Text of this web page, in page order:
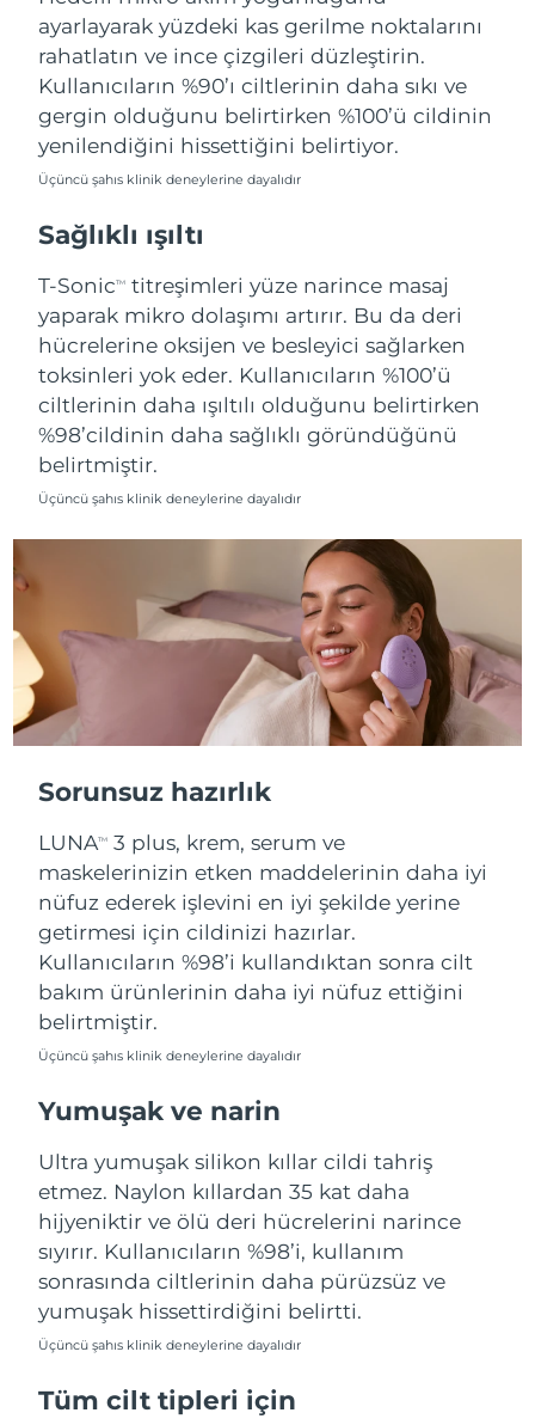
ayarlayarak yüzdeki kas gerilme noktalarını
rahatlatın ve ince çizgileri düzleştirin.
Kullanıcıların %90’ı ciltlerinin daha sıkı ve
gergin olduğunu belirtirken %100’ü cildinin
yenilendiğini hissettiğini belirtiyor.
Üçüncü şahıs klinik deneylerine dayalıdır
Sağlıklı ışıltı
T-SonicTM
titreşimleri yüze narince masaj
yaparak mikro dolaşımı artırır. Bu da deri
hücrelerine oksijen ve besleyici sağlarken
toksinleri yok eder. Kullanıcıların %100’ü
ciltlerinin daha ışıltılı olduğunu belirtirken
%98’cildinin daha sağlıklı göründüğünü
belirtmiştir.
Üçüncü şahıs klinik deneylerine dayalıdır
Sorunsuz hazırlık
LUNATM
3 plus, krem, serum ve
maskelerinizin etken maddelerinin daha iyi
nüfuz ederek işlevini en iyi şekilde yerine
getirmesi için cildinizi hazırlar.
Kullanıcıların %98’i kullandıktan sonra cilt
bakım ürünlerinin daha iyi nüfuz ettiğini
belirtmiştir.
Üçüncü şahıs klinik deneylerine dayalıdır
Yumuşak ve narin
Ultra yumuşak silikon kıllar cildi tahriş
etmez. Naylon kıllardan 35 kat daha
hijyeniktir ve ölü deri hücrelerini narince
sıyırır. Kullanıcıların %98’i, kullanım
sonrasında ciltlerinin daha pürüzsüz ve
yumuşak hissettirdiğini belirtti.
Üçüncü şahıs klinik deneylerine dayalıdır
Tüm cilt tipleri için
Filipinler Tahmini teslim tarihi8/11/26
Polonya Tahmini teslim tarihi8/9/26
Portekiz Tahmini teslim tarihi
Porto Riko
Katar
Reunion Tahmini teslim tarihi 8/13/26
Romanya Tahmini teslim tarihi
Rusya Tahmini teslim tarihi 8/16/26
Suudi Arabistan
Tahmini teslim tarihi
Slovenya Tahmini teslim tarihi 8/8/26
Güney Afrika Tahmini teslim tarihi 8/16/26
Güney Kore
İspanya
İsveç Tahmini teslim tarihi8/8/26
İsviçre Tahmini teslim tarihi
Tayvan
Tayland
Birleşik Arap
Emirlikleri
Tahmini teslim tarihi
Birleşik Krallık Tahmini teslim tarihi8/8/26
Amerika Birleşik
Devletleri
Tahmini teslim tarihi